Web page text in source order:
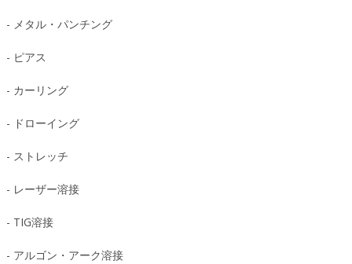
- メタル・パンチング
- ピアス
- カーリング
- ドローイング
- ストレッチ
- レーザー溶接
- TIG溶接
- アルゴン・アーク溶接